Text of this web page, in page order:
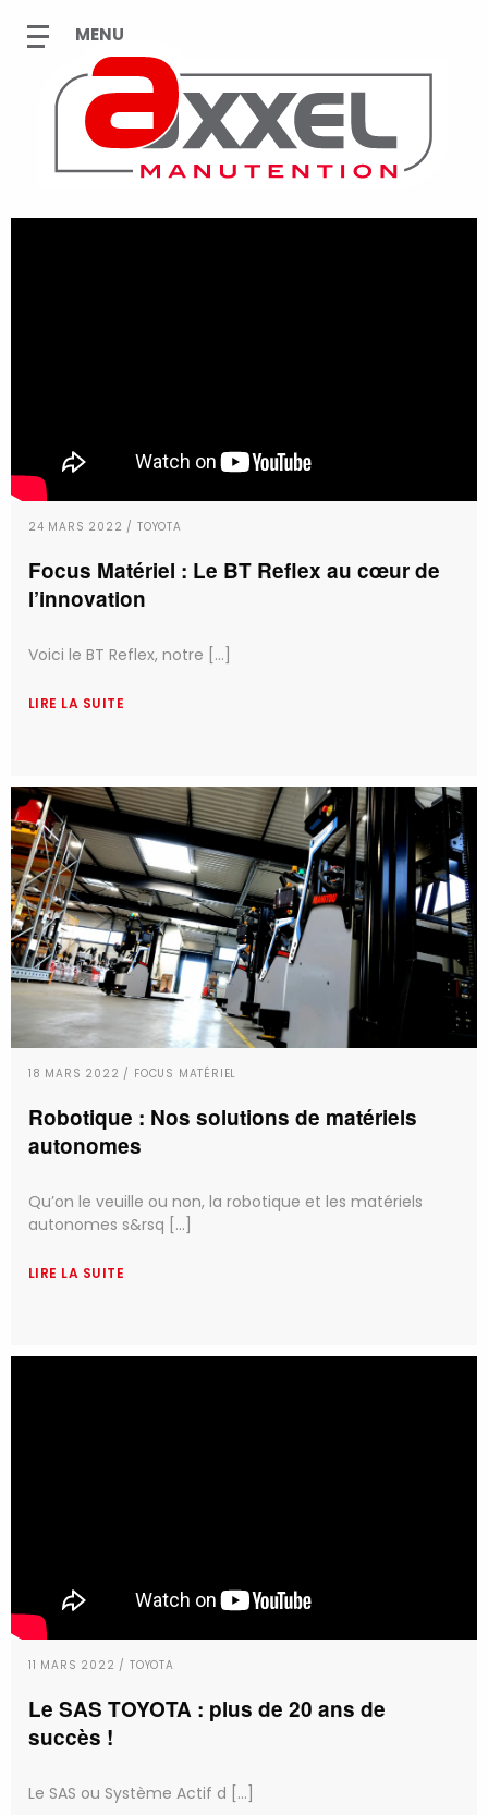
24 MARS 2022 / TOYOTA
Focus Matériel : Le BT Reflex au cœur de
l’innovation
Voici le BT Reflex, notre [...]
LIRE LA SUITE
18 MARS 2022 / FOCUS MATÉRIEL
Robotique : Nos solutions de matériels
autonomes
Qu’on le veuille ou non, la robotique et les matériels
autonomes s&rsq [...]
LIRE LA SUITE
11 MARS 2022 / TOYOTA
Le SAS TOYOTA : plus de 20 ans de
succès !
Le SAS ou Système Actif d [...]